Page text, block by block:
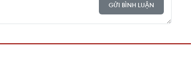
GỬI BÌNH LUẬN